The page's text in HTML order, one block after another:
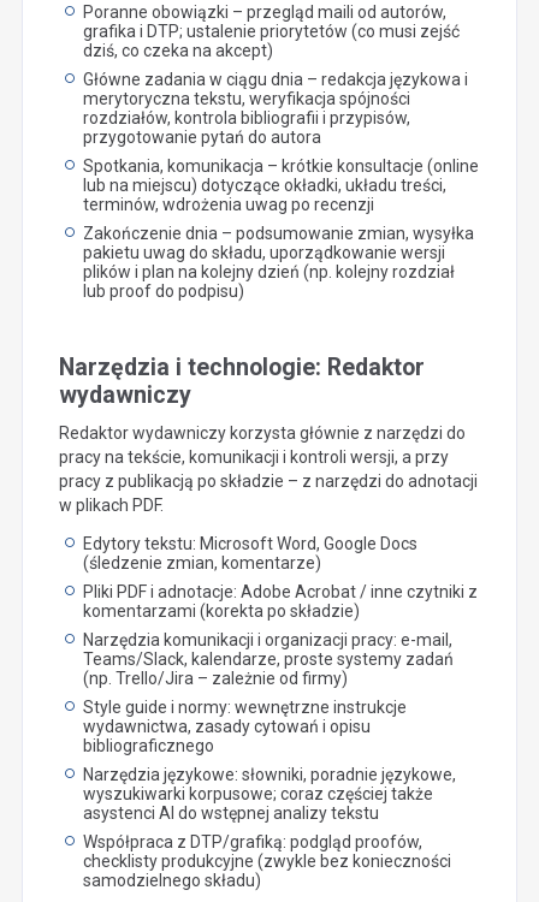
Poranne obowiązki – przegląd maili od autorów,
grafika i DTP; ustalenie priorytetów (co musi zejść
dziś, co czeka na akcept)
Główne zadania w ciągu dnia – redakcja językowa i
merytoryczna tekstu, weryfikacja spójności
rozdziałów, kontrola bibliografii i przypisów,
przygotowanie pytań do autora
Spotkania, komunikacja – krótkie konsultacje (online
lub na miejscu) dotyczące okładki, układu treści,
terminów, wdrożenia uwag po recenzji
Zakończenie dnia – podsumowanie zmian, wysyłka
pakietu uwag do składu, uporządkowanie wersji
plików i plan na kolejny dzień (np. kolejny rozdział
lub proof do podpisu)
Narzędzia i technologie: Redaktor
wydawniczy
Redaktor wydawniczy korzysta głównie z narzędzi do
pracy na tekście, komunikacji i kontroli wersji, a przy
pracy z publikacją po składzie – z narzędzi do adnotacji
w plikach PDF.
Edytory tekstu: Microsoft Word, Google Docs
(śledzenie zmian, komentarze)
Pliki PDF i adnotacje: Adobe Acrobat / inne czytniki z
komentarzami (korekta po składzie)
Narzędzia komunikacji i organizacji pracy: e-mail,
Teams/Slack, kalendarze, proste systemy zadań
(np. Trello/Jira – zależnie od firmy)
Style guide i normy: wewnętrzne instrukcje
wydawnictwa, zasady cytowań i opisu
bibliograficznego
Narzędzia językowe: słowniki, poradnie językowe,
wyszukiwarki korpusowe; coraz częściej także
asystenci AI do wstępnej analizy tekstu
Współpraca z DTP/grafiką: podgląd proofów,
checklisty produkcyjne (zwykle bez konieczności
samodzielnego składu)